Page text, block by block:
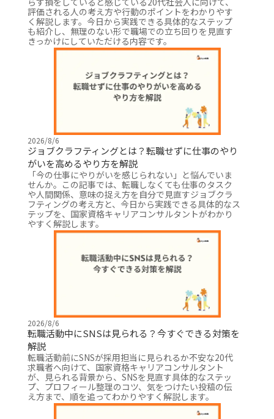
評価される人の考え方や行動のポイントをわかりやす
く解説します。今日から実践できる具体的なステップ
も紹介し、無理のない形で職場での立ち回りを見直す
きっかけにしていただける内容です。
2026/8/6
ジョブクラフティングとは？転職せずに仕事のやり
がいを高めるやり方を解説
「今の仕事にやりがいを感じられない」と悩んでいま
せんか。この記事では、転職しなくても仕事のタスク
や人間関係、意味の捉え方を自分で見直すジョブクラ
フティングの考え方と、今日から実践できる具体的なス
テップを、国家資格キャリアコンサルタントがわかり
やすく解説します。
2026/8/6
転職活動中にSNSは見られる？今すぐできる対策を
解説
転職活動前にSNSが採用担当に見られるか不安な20代
求職者へ向けて、国家資格キャリアコンサルタント
が、見られる背景から、SNSを見直す具体的なステッ
プ、プロフィール整理のコツ、気をつけたい投稿の伝
え方まで、順を追ってわかりやすく解説します。